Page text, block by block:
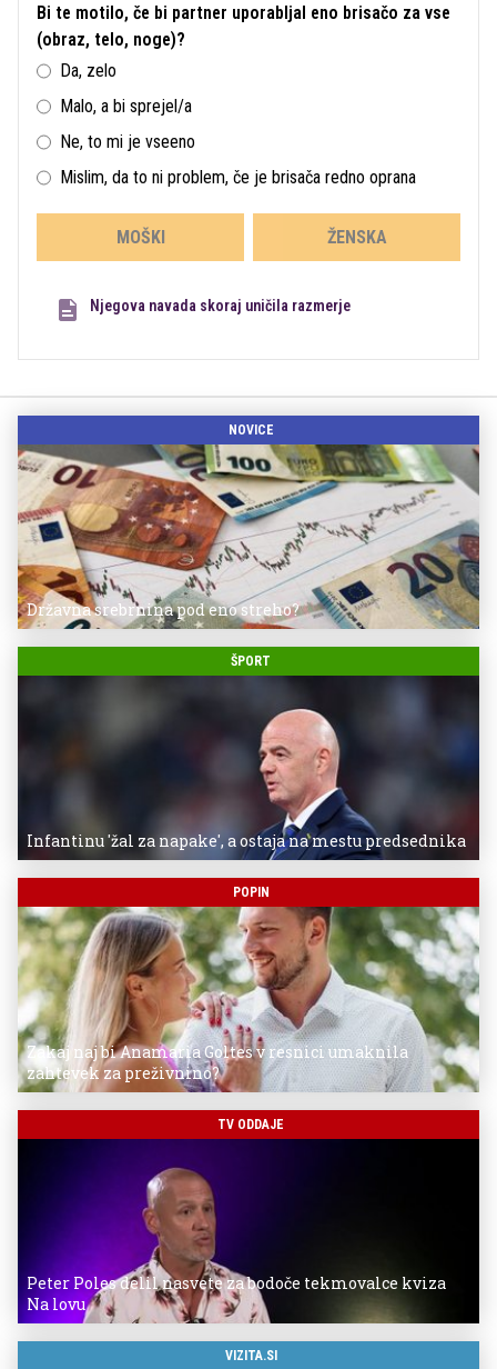
Bi te motilo, če bi partner uporabljal eno brisačo za vse
(obraz, telo, noge)?
Da, zelo
Malo, a bi sprejel/a
Ne, to mi je vseeno
Mislim, da to ni problem, če je brisača redno oprana
MOŠKI ŽENSKA
Njegova navada skoraj uničila razmerje
NOVICE
Državna srebrnina pod eno streho?
ŠPORT
Infantinu 'žal za napake', a ostaja na mestu predsednika
POPIN
Zakaj naj bi Anamaria Goltes v resnici umaknila
zahtevek za preživnino?
TV ODDAJE
Peter Poles delil nasvete za bodoče tekmovalce kviza
Na lovu
VIZITA.SI